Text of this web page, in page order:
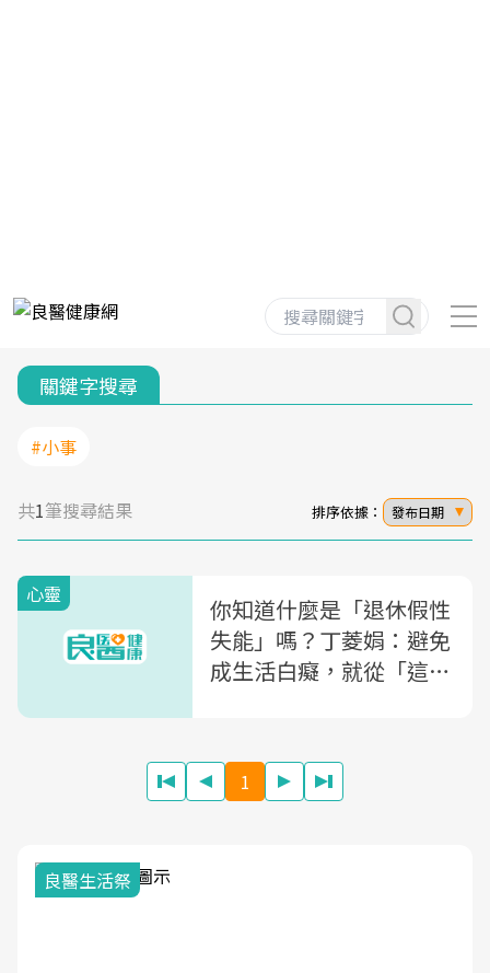
關鍵字搜尋
#小事
共1筆搜尋結果 排序依據： 發布日期
心靈
你知道什麼是「退休假性
失能」嗎？丁菱娟：避免
成生活白癡，就從「這種
1
我與健康韌性的距離